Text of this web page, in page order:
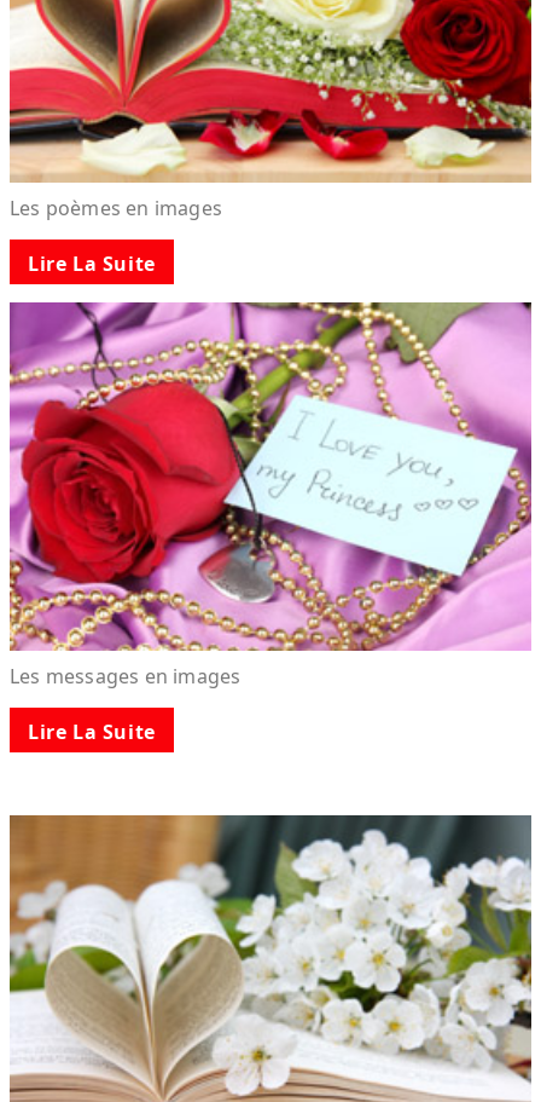
Les poèmes en images
Lire La Suite
Les messages en images
Lire La Suite